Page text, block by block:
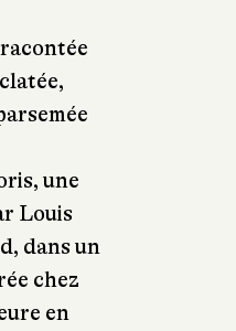
une
Louis
dans un
chez
en